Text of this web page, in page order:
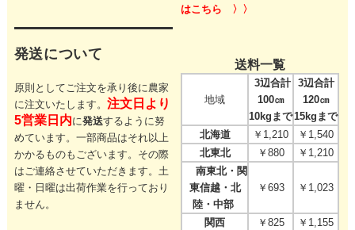
発送について
原則としてご注文を承り後に農家
に注文いたします。 注文日より
5営業日内に発送するように努
めています。一部商品はそれ以上
かかるものもございます。その際
はご連絡させていただきます。 土
曜・日曜は出荷作業を行っており
ません。
はこちら 〉〉
送料一覧
地域
3辺合計
100㎝
10kgまで
3辺合計
120㎝
15kgまで
北海道
￥1,210
￥1,540
北東北
￥880
￥1,210
南東北・関
東信越・北
陸・中部
￥693 ￥1,023
関西 ￥825
￥1,155